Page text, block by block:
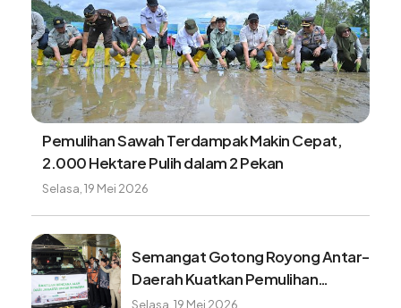
Kasatgas PRR: Lebih dari 44 ribu huntap akan
dibangun untuk penyintas bencana
Rabu, 5 Agustus 2026
Satgas PRR dorong percepatan
optimalisasi tambahan TKD Aceh
Rabu, 5 Agustus 2026